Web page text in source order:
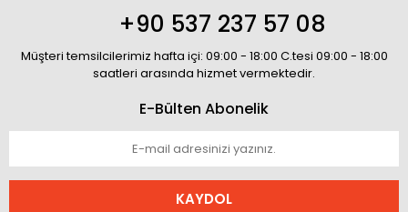
+90 537 237 57 08
Müşteri temsilcilerimiz hafta içi: 09:00 - 18:00 C.tesi 09:00 - 18:00
saatleri arasında hizmet vermektedir.
E-Bülten Abonelik
KAYDOL